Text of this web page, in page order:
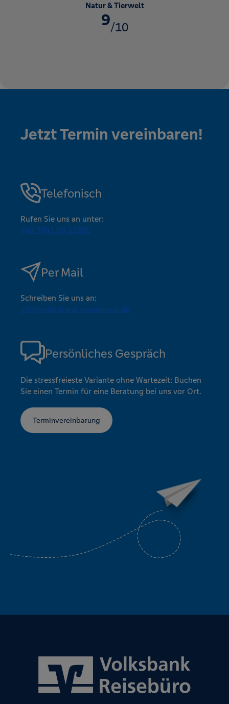
Natur & Tierwelt
9/10
Jetzt Termin vereinbaren!
Telefonisch
Rufen Sie uns an unter:
+49 7841 69 11880
Per Mail
Schreiben Sie uns an:
info@volksbank-reisebuero.de
Persönliches Gespräch
Die stressfreieste Variante ohne Wartezeit: Buchen
Sie einen Termin für eine Beratung bei uns vor Ort.
Terminvereinbarung